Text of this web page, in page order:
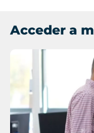
Acceder a